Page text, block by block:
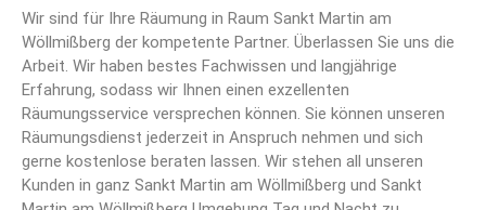
Wir sind für Ihre Räumung in Raum Sankt Martin am
Wöllmißberg der kompetente Partner. Überlassen Sie uns die
Arbeit. Wir haben bestes Fachwissen und langjährige
Erfahrung, sodass wir Ihnen einen exzellenten
Räumungsservice versprechen können. Sie können unseren
Räumungsdienst jederzeit in Anspruch nehmen und sich
gerne kostenlose beraten lassen. Wir stehen all unseren
Kunden in ganz Sankt Martin am Wöllmißberg und Sankt